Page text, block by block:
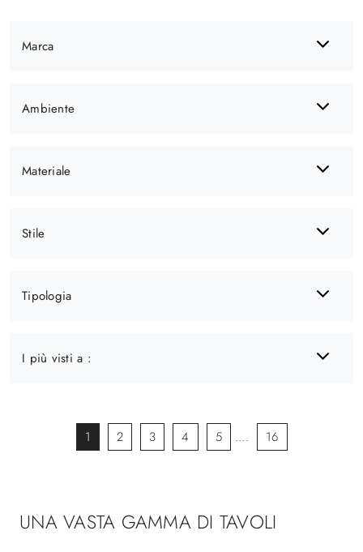
Marca
Ambiente
Materiale
Stile
Tipologia
I più visti a :
1 2 3 4 5 .... 16
UNA VASTA GAMMA DI TAVOLI